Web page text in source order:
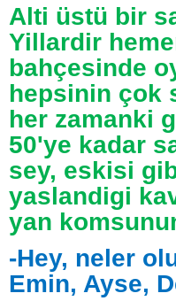
Alti üstü bir
Yillardir
bahçesinde
hepsinin çok
her zamanki
50'ye kadar
sey, eskisi
yaslandigi
yan
-Hey, neler
Emin, Ayse,